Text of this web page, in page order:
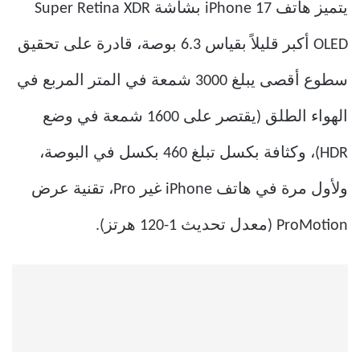
يتميز هاتف iPhone 17 بشاشة Super Retina XDR
OLED أكبر قليلاً بقياس 6.3 بوصة، قادرة على تحقيق
سطوع أقصى يبلغ 3000 شمعة في المتر المربع في
الهواء الطلق (يقتصر على 1600 شمعة في وضع
HDR)، وكثافة بكسل تبلغ 460 بكسل في البوصة،
ولأول مرة في هاتف iPhone غير Pro، تقنية عرض
ProMotion (معدل تحديث 1-120 هرتز).